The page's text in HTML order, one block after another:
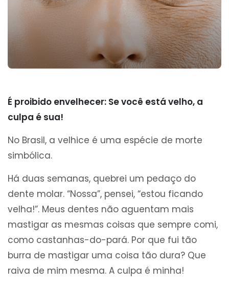
É proibido envelhecer: Se você está velho, a
culpa é sua!
No Brasil, a velhice é uma espécie de morte
simbólica.
Há duas semanas, quebrei um pedaço do
dente molar. “Nossa”, pensei, “estou ficando
velha!”. Meus dentes não aguentam mais
mastigar as mesmas coisas que sempre comi,
como castanhas-do-pará. Por que fui tão
burra de mastigar uma coisa tão dura? Que
raiva de mim mesma. A culpa é minha!